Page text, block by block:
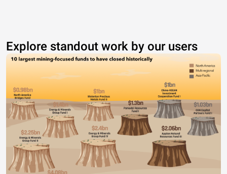
Explore standout work by our users